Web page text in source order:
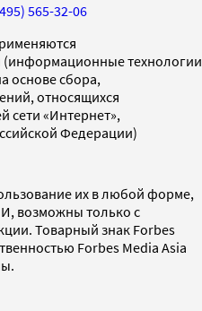
565-32-06
(информационные технологии
основе сбора,
относящихся
сети «Интернет»,
Федерации)
их в любой форме,
возможны только с
Товарный знак Forbes
Forbes Media Asia